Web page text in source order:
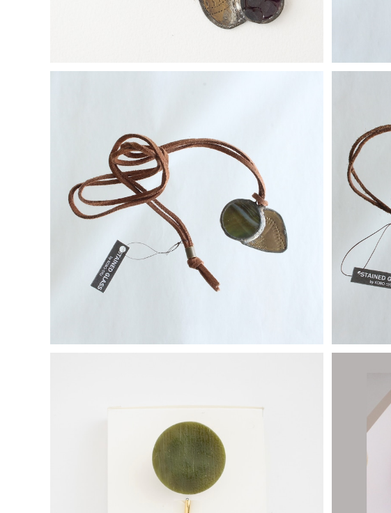
【一点物コラボアクセサリー】長谷川昌彦×POCKENI／
革ひもネックレス［G］
¥4,000
【一点物
バルゴ／長谷川昌彦【ポニーフック】
¥1,000
【一点物